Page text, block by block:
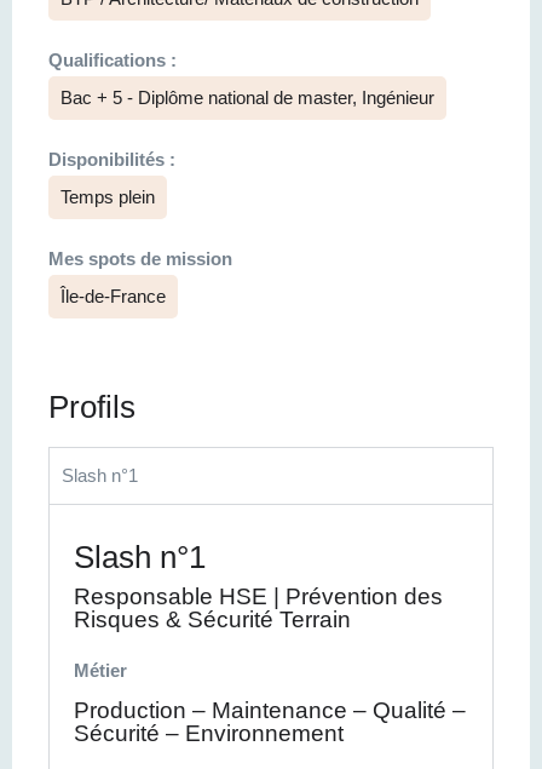
Qualifications :
Bac + 5 - Diplôme national de master, Ingénieur
Disponibilités :
Temps plein
Mes spots de mission
Île-de-France
Profils
Slash n°1
Slash n°1
Responsable HSE | Prévention des
Risques & Sécurité Terrain
Métier
Production – Maintenance – Qualité –
Sécurité – Environnement